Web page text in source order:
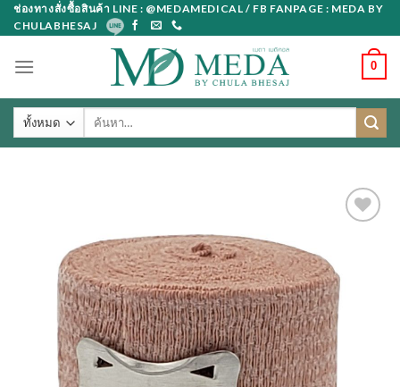
Skip
to
ช่องทางสั่งซื้อสินค้า LINE : @MEDAMEDICAL / FB FANPAGE : MEDA BY
CHULABHESAJ
0
ค้นหา: